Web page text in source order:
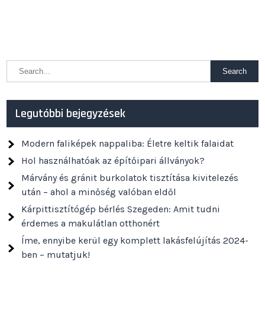
Legutóbbi bejegyzések
Modern faliképek nappaliba: Életre keltik falaidat
Hol használhatóak az építőipari állványok?
Márvány és gránit burkolatok tisztítása kivitelezés
után – ahol a minőség valóban eldől
Kárpittisztítógép bérlés Szegeden: Amit tudni
érdemes a makulátlan otthonért
Íme, ennyibe kerül egy komplett lakásfelújítás 2024-
ben – mutatjuk!